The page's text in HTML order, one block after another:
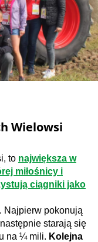
Wielowsi
to największa w
miłośnicy i
ciągniki jako
Najpierw pokonują
starają się
na ¼ mili. Kolejna